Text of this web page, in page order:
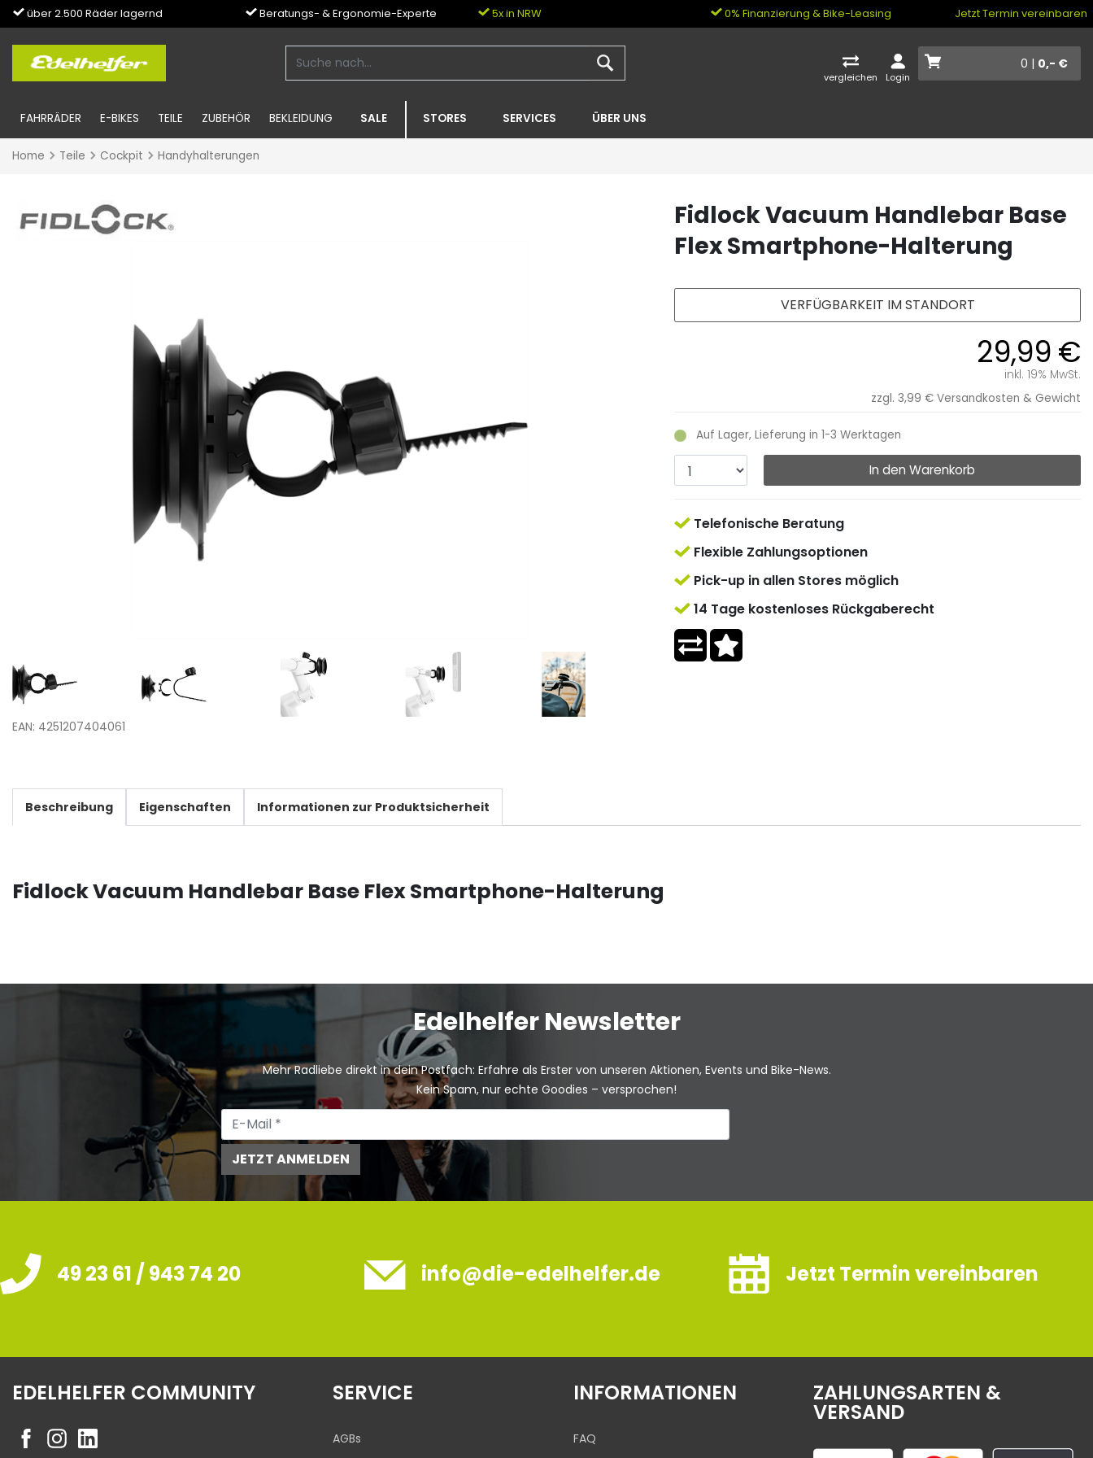
über 2.500 Räder lagernd Beratungs- & Ergonomie-Experte 5x in NRW 0% Finanzierung & Bike-Leasing Jetzt Termin vereinbaren
vergleichen Login
0 | 0,- €
FAHRRÄDER E-BIKES TEILE ZUBEHÖR BEKLEIDUNG SALE STORES SERVICES ÜBER UNS
Home Teile Cockpit Handyhalterungen
EAN: 4251207404061
Fidlock Vacuum Handlebar Base
Flex Smartphone-Halterung
29,99 €
inkl. 19% MwSt.
zzgl. 3,99 € Versandkosten & Gewicht
Auf Lager, Lieferung in 1-3 Werktagen
In den Warenkorb
VERFÜGBARKEIT IM STANDORT
Telefonische Beratung
Flexible Zahlungsoptionen
Pick-up in allen Stores möglich
14 Tage kostenloses Rückgaberecht
Beschreibung Eigenschaften Informationen zur Produktsicherheit
Fidlock Vacuum Handlebar Base Flex Smartphone-Halterung
Edelhelfer Newsletter
Mehr Radliebe direkt in dein Postfach: Erfahre als Erster von unseren Aktionen, Events und Bike-News.
Kein Spam, nur echte Goodies – versprochen!
JETZT ANMELDEN
49 23 61 / 943 74 20 info@die-edelhelfer.de Jetzt Termin vereinbaren
EDELHELFER COMMUNITY SERVICE
AGBs
INFORMATIONEN
FAQ
ZAHLUNGSARTEN &
VERSAND